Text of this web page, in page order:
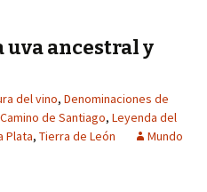
uva ancestral y
del vino, Denominaciones de
Camino de Santiago, Leyenda del
Plata, Tierra de León
Mundo